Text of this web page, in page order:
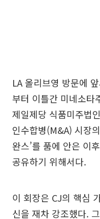
LA 올리브영 방문에
부터 이틀간 미네소타
제일제당 식품미주법
인수합병(M&A) 시장
완스’를 품에 안은 이
공유하기 위해서다.
이 회장은 CJ의 핵심
신을 재차 강조했다.